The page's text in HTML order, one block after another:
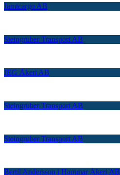
Jamtcargo AB
Steingruber Transport AB
JEG Åkeri AB
Steingruber Transport AB
Steingruber Transport AB
Bertil Andersson i Hammar Åkeri AB